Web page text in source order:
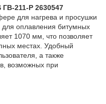
ГВ-211-Р 2630547
для нагрева и просушки
для оплавления битумных
1070 мм, что позволяет
местах. Удобный
а также
возможных при